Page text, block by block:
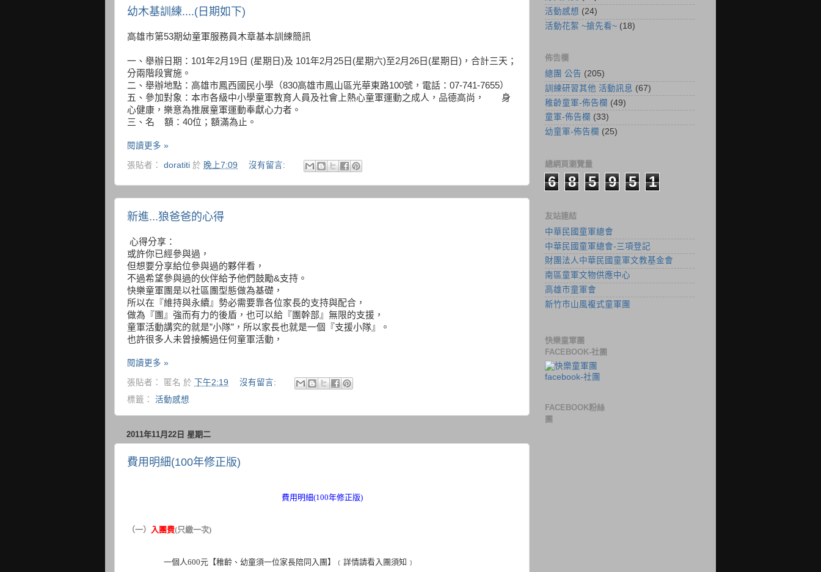
幼木基訓練....(日期如下)
高雄市第53期幼童軍服務員木章基本訓練簡訊
一、舉辦日期：101年2月19日 (星期日)及 101年2月25日(星期六)至2月26日(星期日)，合計三天；
分兩階段實施。
二、舉辦地點：高雄市鳳西國民小學（830高雄市鳳山區光華東路100號，電話：07-741-7655）
五、參加對象：本市各級中小學童軍教育人員及社會上熱心童軍運動之成人，品德高尚， 身
心健康，樂意為推展童軍運動奉獻心力者。
三、名 額：40位；額滿為止。
閱讀更多 »
張貼者： doratiti 於 晚上7:09 沒有留言:
新進...狼爸爸的心得
心得分享：
或許你已經參與過，
但想要分享給位參與過的夥伴看，
不過希望參與過的伙伴給予他們鼓勵&支持。
快樂童軍團是以社區團型態做為基礎，
所以在『維持與永續』勢必需要靠各位家長的支持與配合，
做為『團』強而有力的後盾，也可以給『團幹部』無限的支援，
童軍活動講究的就是”小隊”，所以家長也就是一個『支援小隊』。
也許很多人未曾接觸過任何童軍活動，
閱讀更多 »
張貼者： 匿名 於 下午2:19
沒有留言:
標籤： 活動感想
2011年11月22日 星期二
費用明細(100年修正版)
費用明細(100年修正版)
（一） 入團費(只繳一次)
一個人600元【稚齡、幼童須一位家長陪同入團 】﹝詳情請看入團須知﹞
活動感想 (24)
活動花絮 ~搶先看~ (18)
佈告欄
總團 公告 (205)
訓練研習其他 活動訊息 (67)
稚齡童軍-佈告欄 (49)
童軍-佈告欄 (33)
幼童軍-佈告欄 (25)
總網頁瀏覽量
6 8 5 9 5 1
友站連結
中華民國童軍總會
中華民國童軍總會-三項登記
財團法人中華民國童軍文教基金會
南區童軍文物供應中心
高雄市童軍會
新竹市山風複式童軍團
快樂童軍團
FACEBOOK-社團
FACEBOOK粉絲
團